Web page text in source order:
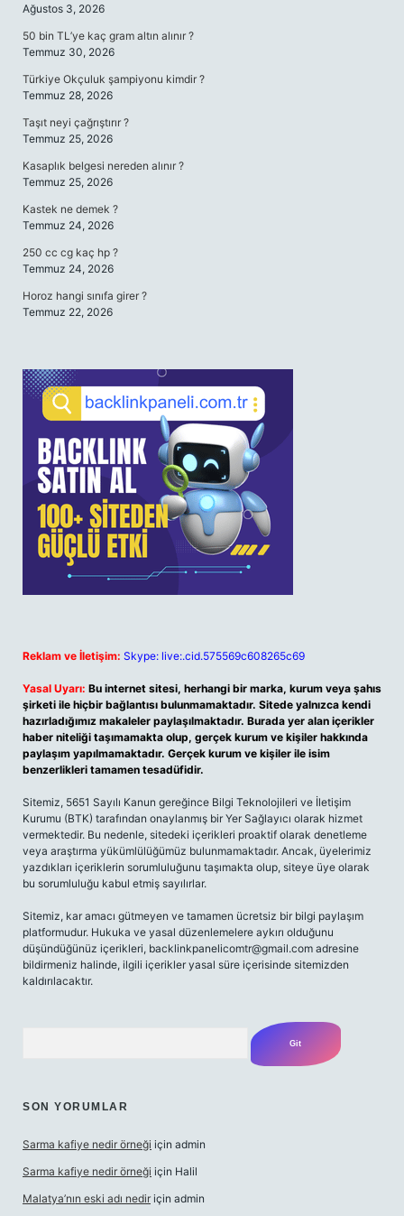
Ağustos 3, 2026
50 bin TL’ye kaç gram altın alınır ?
Temmuz 30, 2026
Türkiye Okçuluk şampiyonu kimdir ?
Temmuz 28, 2026
Taşıt neyi çağrıştırır ?
Temmuz 25, 2026
Kasaplık belgesi nereden alınır ?
Temmuz 25, 2026
Kastek ne demek ?
Temmuz 24, 2026
250 cc cg kaç hp ?
Temmuz 24, 2026
Horoz hangi sınıfa girer ?
Temmuz 22, 2026
Reklam ve İletişim: Skype: live:.cid.575569c608265c69
Yasal Uyarı: Bu internet sitesi, herhangi bir marka, kurum veya şahıs
şirketi ile hiçbir bağlantısı bulunmamaktadır. Sitede yalnızca kendi
hazırladığımız makaleler paylaşılmaktadır. Burada yer alan içerikler
haber niteliği taşımamakta olup, gerçek kurum ve kişiler hakkında
paylaşım yapılmamaktadır. Gerçek kurum ve kişiler ile isim
benzerlikleri tamamen tesadüfidir.
Sitemiz, 5651 Sayılı Kanun gereğince Bilgi Teknolojileri ve İletişim
Kurumu (BTK) tarafından onaylanmış bir Yer Sağlayıcı olarak hizmet
vermektedir. Bu nedenle, sitedeki içerikleri proaktif olarak denetleme
veya araştırma yükümlülüğümüz bulunmamaktadır. Ancak, üyelerimiz
yazdıkları içeriklerin sorumluluğunu taşımakta olup, siteye üye olarak
bu sorumluluğu kabul etmiş sayılırlar.
Sitemiz, kar amacı gütmeyen ve tamamen ücretsiz bir bilgi paylaşım
platformudur. Hukuka ve yasal düzenlemelere aykırı olduğunu
düşündüğünüz içerikleri, backlinkpanelicomtr@gmail.com adresine
bildirmeniz halinde, ilgili içerikler yasal süre içerisinde sitemizden
kaldırılacaktır.
SON YORUMLAR
Sarma kafiye nedir örneği için admin
Sarma kafiye nedir örneği için Halil
Malatya’nın eski adı nedir için admin